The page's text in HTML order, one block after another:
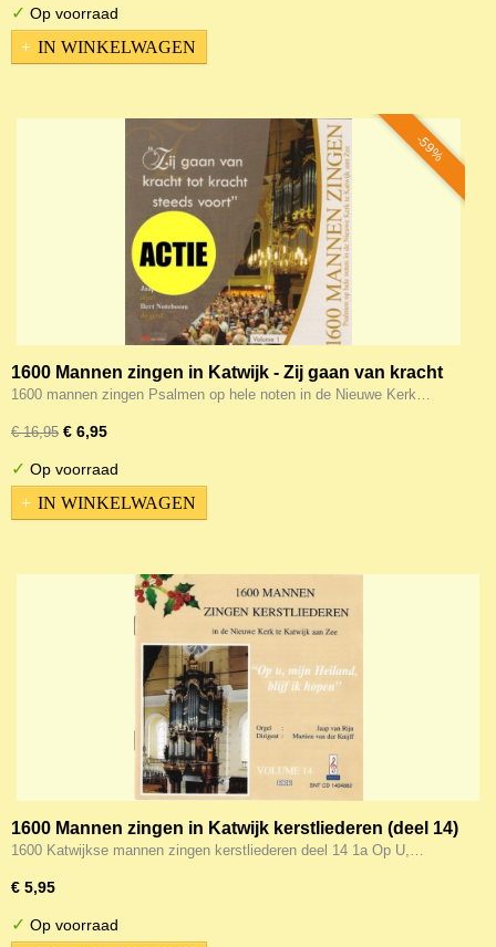
✓ Op voorraad
IN WINKELWAGEN
-59%
1600 Mannen zingen in Katwijk - Zij gaan van kracht
tot kracht steeds voort (hele noten 1)
1600 mannen zingen Psalmen op hele noten in de Nieuwe Kerk…
€ 16,95 € 6,95
✓ Op voorraad
IN WINKELWAGEN
1600 Mannen zingen in Katwijk kerstliederen (deel 14)
1600 Katwijkse mannen zingen kerstliederen deel 14 1a Op U,…
€ 5,95
✓ Op voorraad